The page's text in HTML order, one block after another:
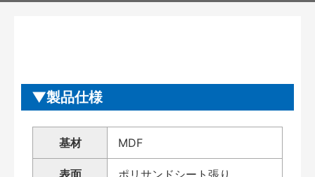
製品仕様
基材 MDF
表面 ポリサンドシート張り